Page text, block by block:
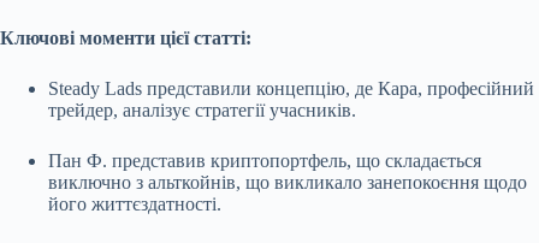
Ключові моменти цієї статті:
Steady Lads представили концепцію, де Кара, професійний
трейдер, аналізує стратегії учасників.
Пан Ф. представив криптопортфель, що складається
виключно з альткойнів, що викликало занепокоєння щодо
його життєздатності.